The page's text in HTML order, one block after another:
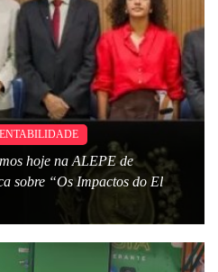
hoje na ALEPE de
sobre “Os Impactos do El